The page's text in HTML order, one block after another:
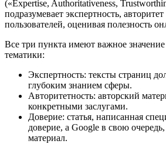
(«Expertise, Authoritativeness,
подразумевает экспертность,
пользователей, оценивая полезность
Все три пункта имеют важное
тематики:
Экспертность: тексты страниц
глубоким знанием сферы.
Авторитетность: авторский
конкретными заслугами.
Доверие: статья, написанная
доверие, а Google в свою
материал.